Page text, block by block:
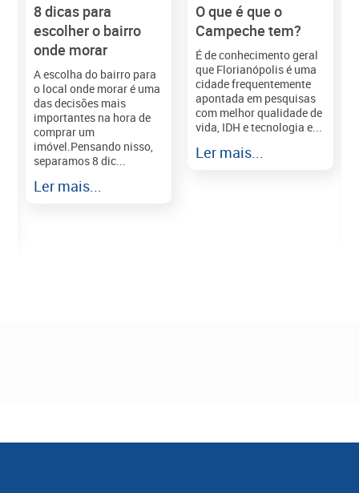
8 dicas para
escolher o bairro
onde morar
A escolha do bairro para
o local onde morar é uma
das decisões mais
importantes na hora de
comprar um
imóvel.Pensando nisso,
separamos 8 dic...
Ler mais...
O que é que o
Campeche tem?
É de conhecimento geral
que Florianópolis é uma
cidade frequentemente
apontada em pesquisas
com melhor qualidade de
vida, IDH e tecnologia e...
Ler mais...